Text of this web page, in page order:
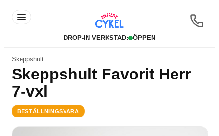
DROP-IN VERKSTAD: ÖPPEN
Skeppshult
Skeppshult Favorit Herr
7-vxl
BESTÄLLNINGSVARA